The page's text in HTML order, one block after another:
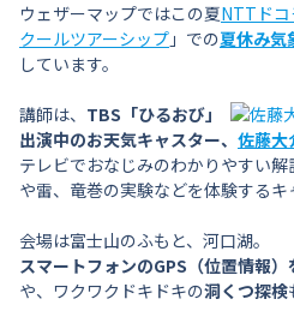
ウェザーマップではこの夏NTTドコ
クールツアーシップ 」での夏休み気
しています。
講師は、 TBS「ひるおび」
出演中のお天気キャスター、 佐藤大
テレビでおなじみのわかりやすい
や雷、竜巻の実験などを体験するキ
会場は富士山のふもと、河口湖。
スマートフォンのGPS（位置情報
や、ワクワクドキドキの洞くつ探検